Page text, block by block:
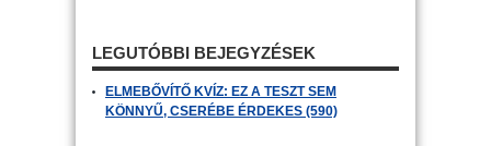
LEGUTÓBBI BEJEGYZÉSEK
ELMEBŐVÍTŐ KVÍZ: EZ A TESZT SEM
KÖNNYŰ, CSERÉBE ÉRDEKES (590)